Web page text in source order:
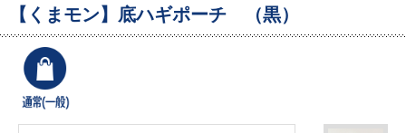
【くまモン】底ハギポーチ （黒）